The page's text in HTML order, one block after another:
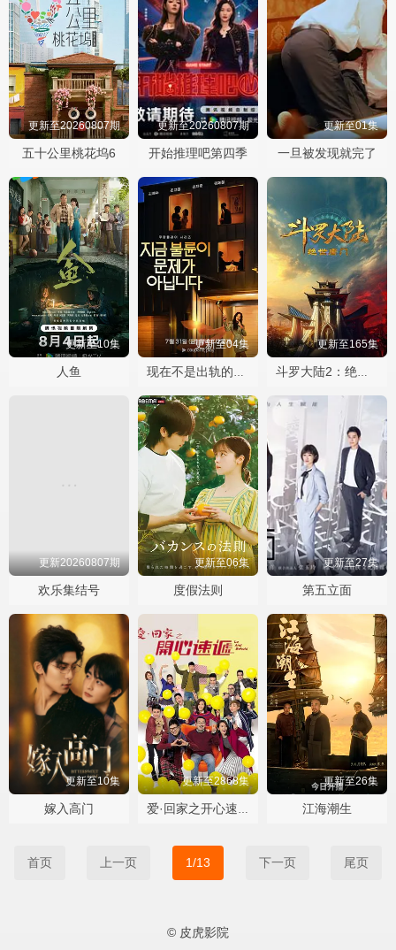
更新至20260807期
五十公里桃花坞6
更新至20260807期
开始推理吧第四季
更新至01集
一旦被发现就完了
更新至10集
人鱼
更新至04集
现在不是出轨的问题
更新至165集
斗罗大陆2：绝世唐门2023
更新20260807期
欢乐集结号
更新至06集
度假法则
更新至27集
第五立面
更新至10集
嫁入高门
更新至2868集 更新至26集
江海潮生
首页 上一页 1/13 下一页 尾页
© 皮虎影院